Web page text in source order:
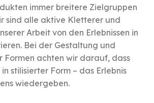
immer breitere Zielgruppen
sind alle aktive Kletterer und
Arbeit von den Erlebnissen in
Bei der Gestaltung und
Formen achten wir darauf, dass
stilisierter Form – das Erlebnis
wiedergeben.